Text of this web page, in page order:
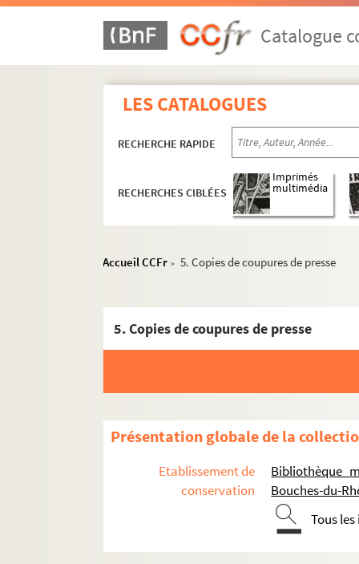
Catalogue
LES CATALOGUES
RECHERCHE RAPIDE
RECHERCHES CIBLÉES
Imprimés
multimédia
Accueil CCFr > 5. Copies de coupures de presse
5. Copies de coupures de presse
Présentation globale de la
Etablissement de
conservation
Bibliothèque
Bouches-du-
Tous